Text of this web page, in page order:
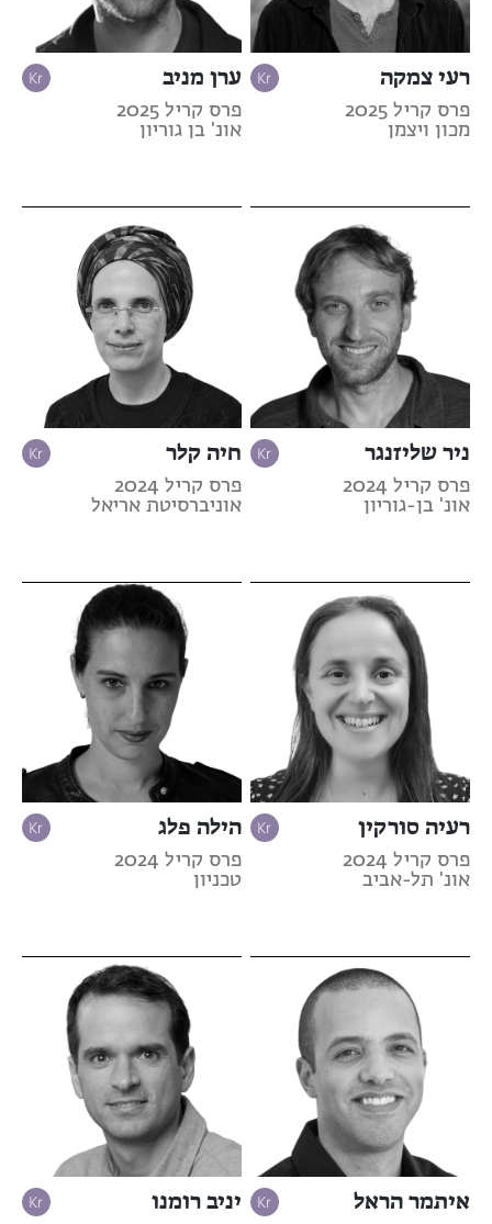
רעי צמקה
פרס קריל 2025
מכון ויצמן
ערן מניב
פרס קריל 2025
אונ' בן גוריון
ניר שליזנגר
פרס קריל 2024
אונ' בן-גוריון
חיה קלר
פרס קריל 2024
אוניברסיטת אריאל
רעיה סורקין
פרס קריל 2024
אונ' תל-אביב
הילה פלג
פרס קריל 2024
טכניון
איתמר הראל יניב רומנו